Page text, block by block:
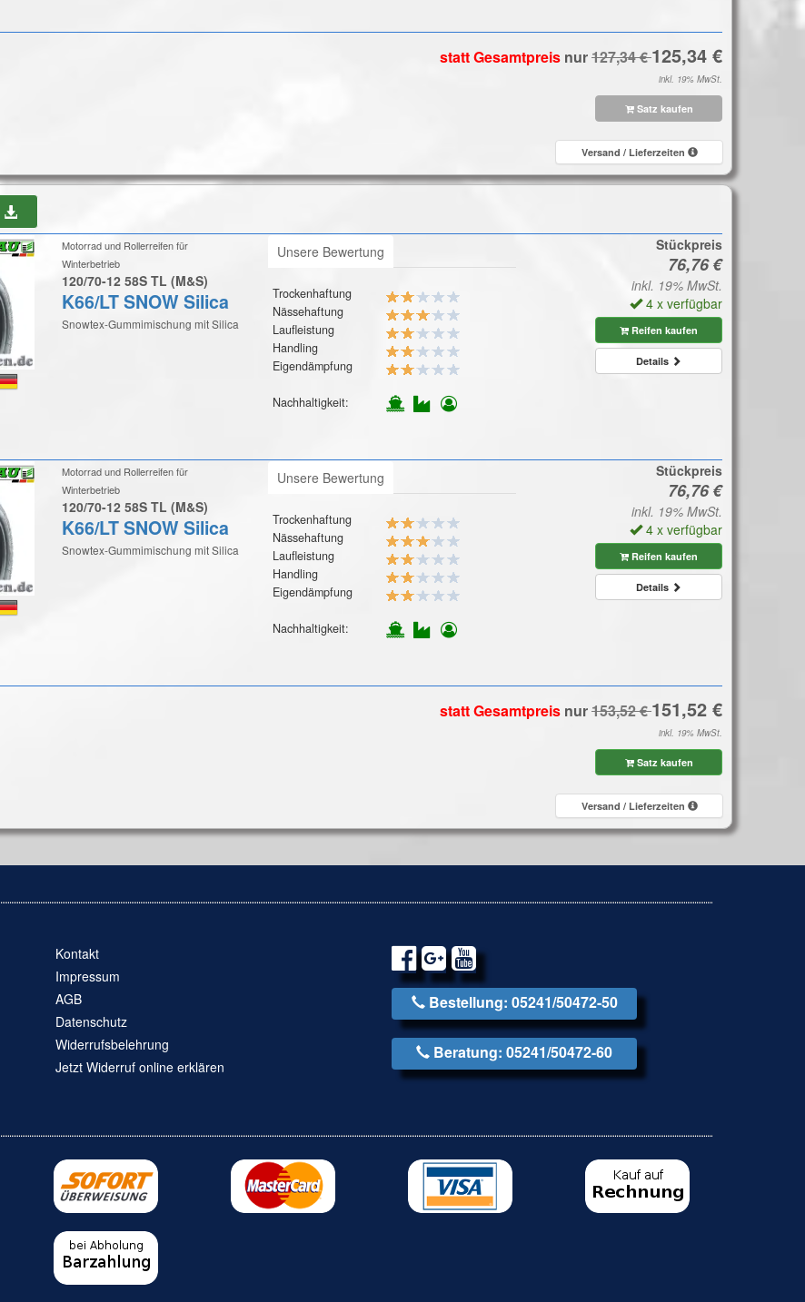
statt Gesamtpreis nur
inkl. 19% MwSt.
Satz kaufen
Versand / Lieferzeiten
Motorrad und Rollerreifen für
Winterbetrieb
120/70-12 58S TL (M&S)
K66/LT SNOW Silica
Snowtex-Gummimischung mit Silica
Unsere Bewertung
Trockenhaftung
Nässehaftung
Laufleistung
Handling
Eigendämpfung
Nachhaltigkeit:
Stückpreis
inkl. 19% MwSt.
4 x verfügbar
Reifen kaufen
Details
Motorrad und Rollerreifen für
Winterbetrieb
120/70-12 58S TL (M&S)
K66/LT SNOW Silica
Snowtex-Gummimischung mit Silica
Unsere Bewertung
Trockenhaftung
Nässehaftung
Laufleistung
Handling
Eigendämpfung
Nachhaltigkeit:
Stückpreis
inkl. 19% MwSt.
4 x verfügbar
Reifen kaufen
Details
statt Gesamtpreis nur
inkl. 19% MwSt.
Satz kaufen
Versand / Lieferzeiten
Kontakt
Impressum
AGB
Datenschutz
Widerrufsbelehrung
Jetzt Widerruf online erklären
Bestellung: 05241/50472-50
Beratung: 05241/50472-60